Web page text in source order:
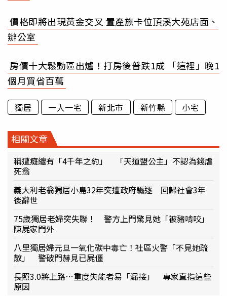
價格即將出現黃金交叉 置產族卡位頂溪大苑店面、
辦公室
房價十大鬆動區出爐！打房後普跌1成 「這裡」晚1
個月買省百萬
獨居 一人一宅 新北市 新竹縣 小宅
相關文章
稱遭癡纏有「4千年之約」 「天道盟公主」不認為錢虐
死翁
義大利老翁獨居小島32年突遭政府驅逐 回歸社會3年
後辭世
75歲獨居老婦突失聯！ 警方上門驚見她「被豬啃咬」
陳屍家門外
八里獨居婦元旦一氧化碳中毒亡！社區火警「不見她疏
散」 警破門赫見已屍僵
長照3.0將上路…重度失能者易「漏接」 專家直指這些
原因